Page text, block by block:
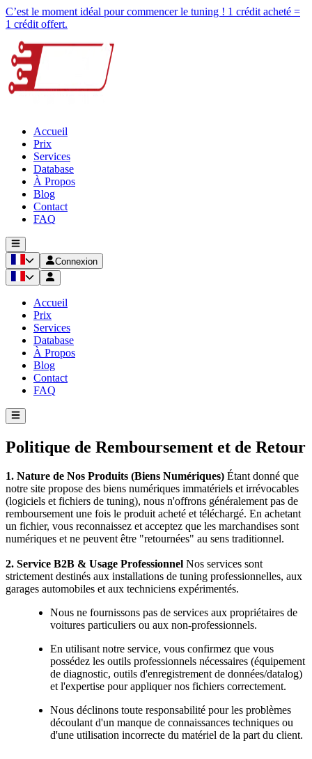
C’est le moment idéal pour commencer le tuning ! 1 crédit acheté =
1 crédit offert.
Accueil
Prix
Services
Database
À Propos
Blog
Contact
FAQ
Connexion
Accueil
Prix
Services
Database
À Propos
Blog
Contact
FAQ
Politique de Remboursement et de Retour
1. Nature de Nos Produits (Biens Numériques) Étant donné que
notre site propose des biens numériques immatériels et irrévocables
(logiciels et fichiers de tuning), nous n'offrons généralement pas de
remboursement une fois le produit acheté et téléchargé. En achetant
un fichier, vous reconnaissez et acceptez que les marchandises sont
numériques et ne peuvent être "retournées" au sens traditionnel.
2. Service B2B & Usage Professionnel Nos services sont
strictement destinés aux installations de tuning professionnelles, aux
garages automobiles et aux techniciens expérimentés.
Nous ne fournissons pas de services aux propriétaires de
voitures particuliers ou aux non-professionnels.
En utilisant notre service, vous confirmez que vous
possédez les outils professionnels nécessaires (équipement
de diagnostic, outils d'enregistrement de données/datalog)
et l'expertise pour appliquer nos fichiers correctement.
Nous déclinons toute responsabilité pour les problèmes
découlant d'un manque de connaissances techniques ou
d'une utilisation incorrecte du matériel de la part du client.